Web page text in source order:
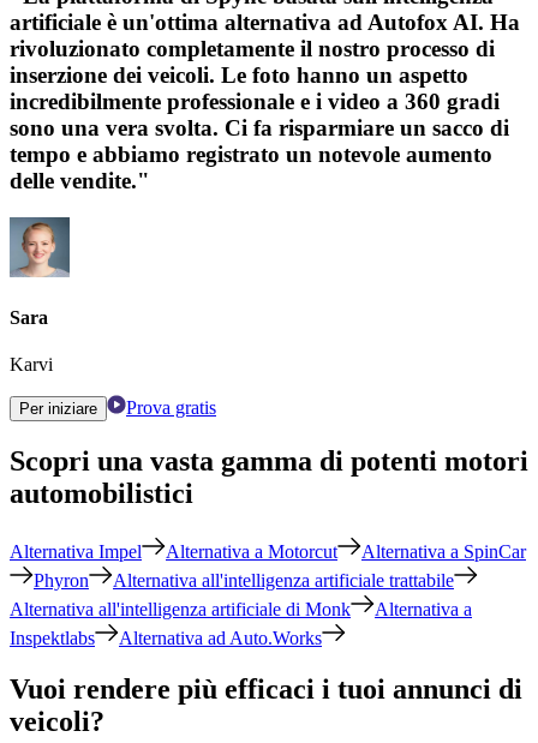
artificiale è un'ottima alternativa ad Autofox AI. Ha
rivoluzionato completamente il nostro processo di
inserzione dei veicoli. Le foto hanno un aspetto
incredibilmente professionale e i video a 360 gradi
sono una vera svolta. Ci fa risparmiare un sacco di
tempo e abbiamo registrato un notevole aumento
delle vendite."
Sara
Karvi
Per iniziare Prova gratis
Scopri una vasta gamma di potenti motori
automobilistici
Alternativa Impel Alternativa a Motorcut
Alternativa a SpinCar
Phyron
Alternativa all'intelligenza artificiale trattabile
Alternativa all'intelligenza artificiale di Monk
Alternativa a
Inspektlabs
Alternativa ad Auto.Works
Vuoi rendere più efficaci i tuoi annunci di
veicoli?